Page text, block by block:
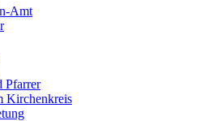
Amt
Pfarrer
Kirchenkreis